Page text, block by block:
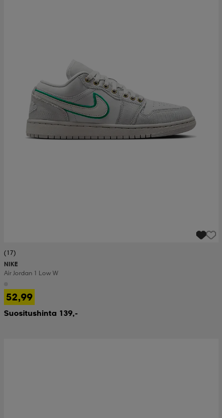
(17)
NIKE
Air Jordan 1 Low W
52,99
Suositushinta 139,-